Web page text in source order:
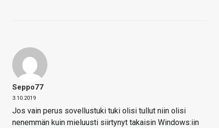
Seppo77
3.10.2019
Jos vain perus sovellustuki tuki olisi tullut niin olisi
nenemmän kuin mieluusti siirtynyt takaisin Windows:iin